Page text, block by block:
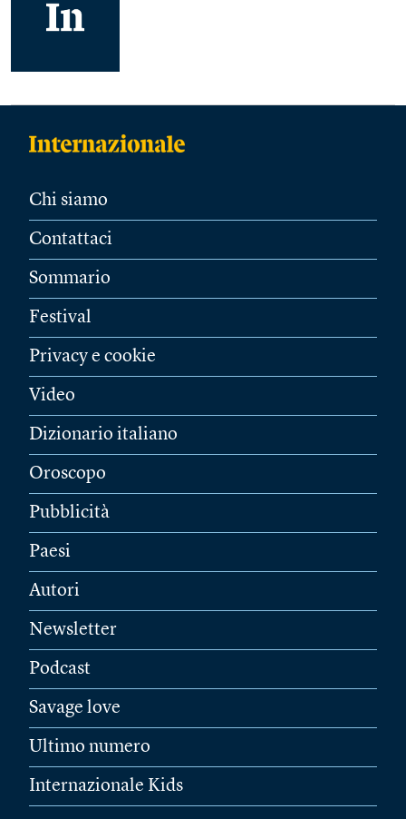
Chi siamo
Contattaci
Sommario
Festival
Privacy e cookie
Video
Dizionario italiano
Oroscopo
Pubblicità
Paesi
Autori
Newsletter
Podcast
Savage love
Ultimo numero
Internazionale Kids